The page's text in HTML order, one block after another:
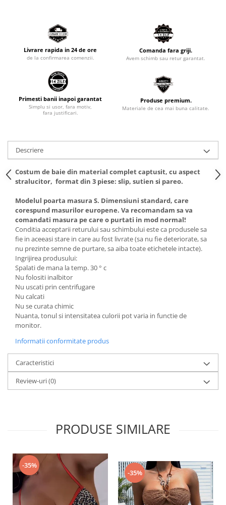
Livrare rapida in 24 de ore
de la confirmarea comenzii.
Comanda fara griji.
Avem schimb sau retur garantat.
Primesti banii inapoi garantat
Simplu si usor, fara motiv,
fara justificari.
Produse premium.
Materiale de cea mai buna calitate.
Descriere
Costum de baie din material complet captusit, cu aspect
stralucitor, format din 3 piese: slip, sutien si pareo.
Modelul poarta masura S. Dimensiuni standard, care
corespund masurilor europene. Va recomandam sa va
comandati masura pe care o purtati in mod normal!
Conditia acceptarii returului sau schimbului este ca produsele sa
fie in aceeasi stare in care au fost livrate (sa nu fie deteriorate, sa
nu prezinte semne de purtare, sa aiba toate etichetele intacte).
Ingrijirea produsului:
Spalati de mana la temp. 30 ° c
Nu folositi inalbitor
Nu uscati prin centrifugare
Nu calcati
Nu se curata chimic
Nuanta, tonul si intensitatea culorii pot varia in functie de
monitor.
Informatii conformitate produs
Caracteristici
Review-uri(0)
PRODUSE SIMILARE
-35%
-35%